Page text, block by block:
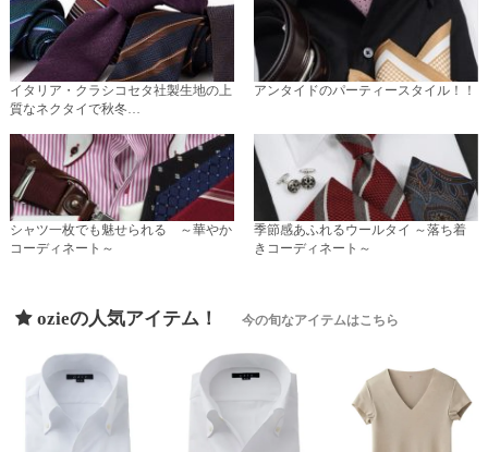
イタリア・クラシコセタ社製生地の上
質なネクタイで秋冬…
アンタイドのパーティースタイル！！
シャツ一枚でも魅せられる ～華やか
コーディネート～
季節感あふれるウールタイ ～落ち着
きコーディネート～
ozieの人気アイテム！ 今の旬なアイテムはこちら